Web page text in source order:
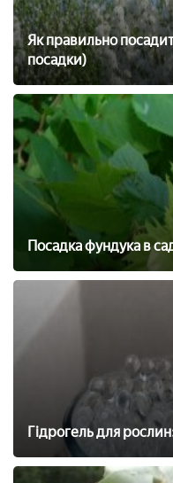
Як правильно
посадки)
Посадка фундука в
Гідрогель для